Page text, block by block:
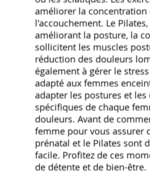
améliorer la
l'accouchement. Le
améliorant la posture, la
sollicitent les muscles
réduction des douleurs
également à gérer le
adapté aux femmes
adapter les postures et
spécifiques de chaque
douleurs. Avant de
femme pour vous assurer
prénatal et le Pilates sont
facile. Profitez de ces
de détente et de bien-être.